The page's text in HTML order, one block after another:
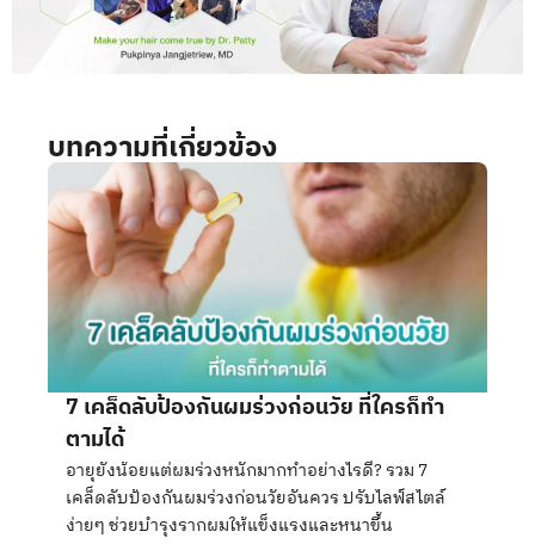
บทความที่เกี่ยวข้อง
7 เคล็ดลับป้องกันผมร่วงก่อนวัย ที่ใครก็ทำ
ตามได้
อายุยังน้อยแต่ผมร่วงหนักมากทำอย่างไรดี? รวม 7
เคล็ดลับป้องกันผมร่วงก่อนวัยอันควร ปรับไลฟ์สไตล์
ง่ายๆ ช่วยบำรุงรากผมให้แข็งแรงและหนาขึ้น